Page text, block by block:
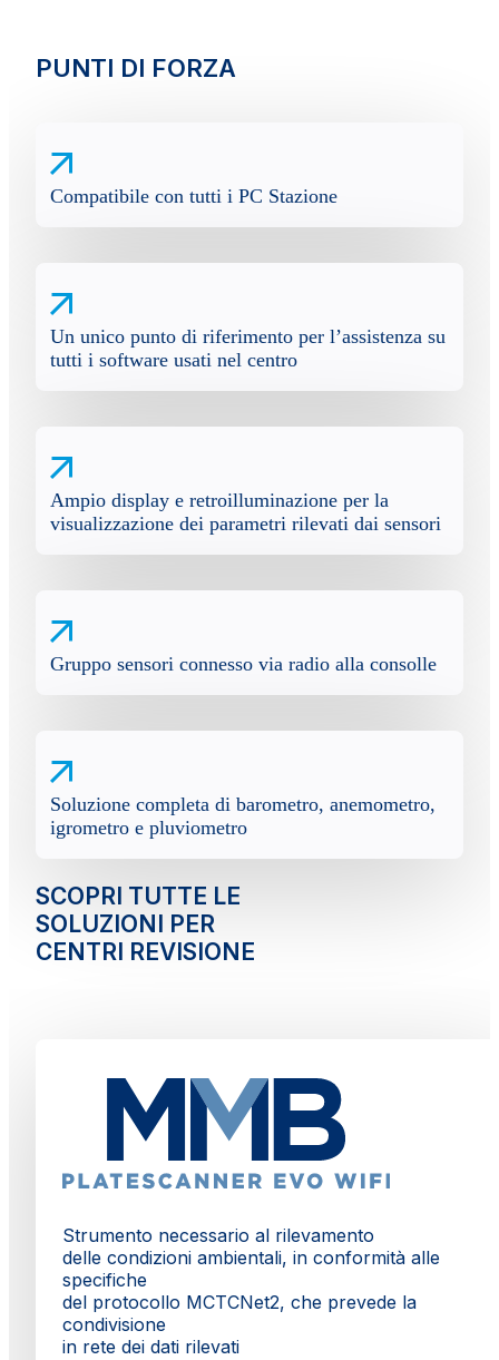
PUNTI DI FORZA
Compatibile con tutti i PC Stazione
Un unico punto di riferimento per l’assistenza su
tutti i software usati nel centro
Ampio display e retroilluminazione per la
visualizzazione dei parametri rilevati dai sensori
Gruppo sensori connesso via radio alla consolle
Soluzione completa di barometro, anemometro,
igrometro e pluviometro
SCOPRI TUTTE LE
SOLUZIONI PER
CENTRI REVISIONE
Strumento necessario al rilevamento
delle condizioni ambientali, in conformità alle
specifiche
del protocollo MCTCNet2, che prevede la
condivisione
in rete dei dati rilevati